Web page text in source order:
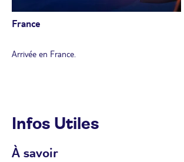
France
Arrivée en France.
Infos Utiles
À savoir